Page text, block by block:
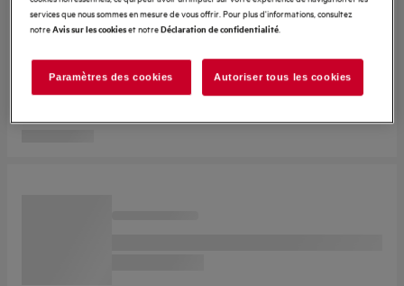
services que nous sommes en mesure de vous offrir. Pour plus d'informations, consultez
notreAvis sur les cookieset notreDéclaration de confidentialité.
Paramètres des cookies Autoriser tous les cookies